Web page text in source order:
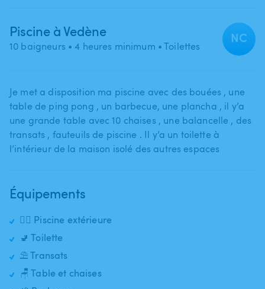
Piscine à Vedène
10 baigneurs • 4 heures minimum • Toilettes
NC
Je met a disposition ma piscine avec des bouées ​,​ une
table de ping pong ​,​ un barbecue​,​ une plancha ​,​ il y’a
une grande table avec 10 chaises ​,​ une balancelle ​,​ des
transats ​,​ fauteuils de piscine . Il y’a un toilette à
l’intérieur de la maison isolé des autres espaces
Équipements
🏊‍♂️ Piscine extérieure
🚽 Toilette
⛱️ Transats
🪑 Table et chaises